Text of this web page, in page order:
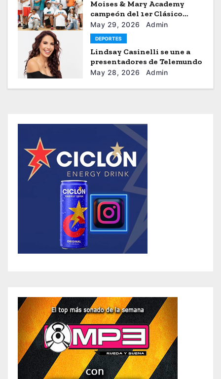
Moises & Mary Academy
campeón del 1er Clásico
Internacional Ercilio-Tony-
Astacio de la HBA
May 29, 2026 Admin
DEPORTES
Lindsay Casinelli se une a
presentadores de Telemundo
May 28, 2026 Admin